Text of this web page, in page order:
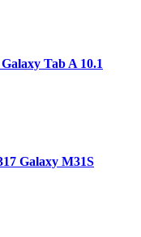
Tab A 10.1
Galaxy M31S